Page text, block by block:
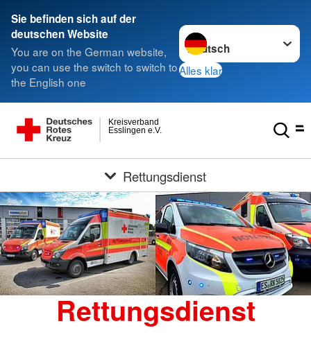
Sie befinden sich auf der
deutschen Website
You are on the German website,
you can use the switch to switch to
the English one
Sprache wechseln zu
Alles klar
Esslingen e.V.
Kreisverband
Rettungsdienst
Rettungsdienst